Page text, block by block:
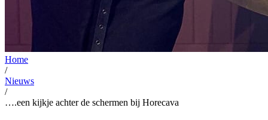
Home
/
Nieuws
/
….een kijkje achter de schermen bij Horecava